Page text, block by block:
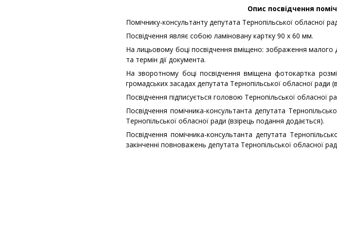
Опис посвідчення
Помічнику-консультанту депутата Тернопільської обласної
Посвідчення являє собою ламіновану картку 90 х 60 мм.
На лицьовому боці посвідчення вміщено: зображення
та термін дії документа.
На зворотному боці посвідчення вміщена фотокартка
громадських засадах депутата Тернопільської обласної ради
Посвідчення підписується головою Тернопільської
Посвідчення помічника-консультанта депутата
Тернопільської обласної ради (взірець подання додається).
Посвідчення помічника-консультанта депутата
закінченні повноважень депутата Тернопільської обласної